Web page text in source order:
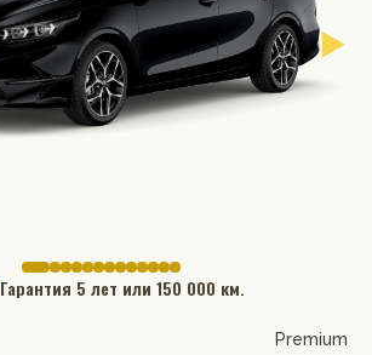
Гарантия 5 лет или 150 000 км.
Premium